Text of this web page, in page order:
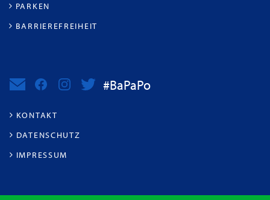
PARKEN
BARRIEREFREIHEIT
#BaPaPo
KONTAKT
DATENSCHUTZ
IMPRESSUM